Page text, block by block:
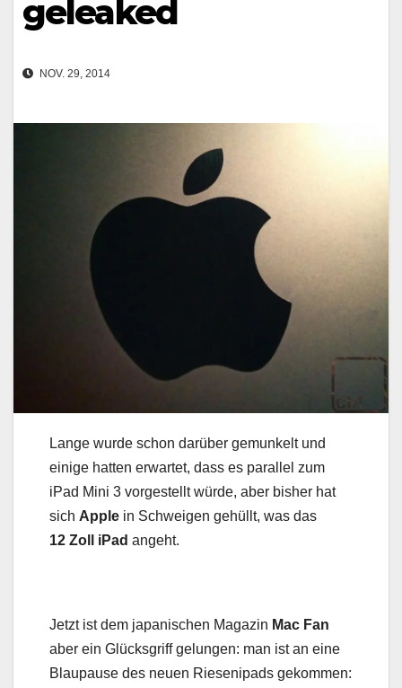
geleaked
NOV. 29, 2014
Lange wurde schon darüber gemunkelt und
einige hatten erwartet, dass es parallel zum
iPad Mini 3 vorgestellt würde, aber bisher hat
sich Apple in Schweigen gehüllt, was das
12 Zoll iPad angeht.
Jetzt ist dem japanischen Magazin Mac Fan
aber ein Glücksgriff gelungen: man ist an eine
Blaupause des neuen Riesenipads gekommen: